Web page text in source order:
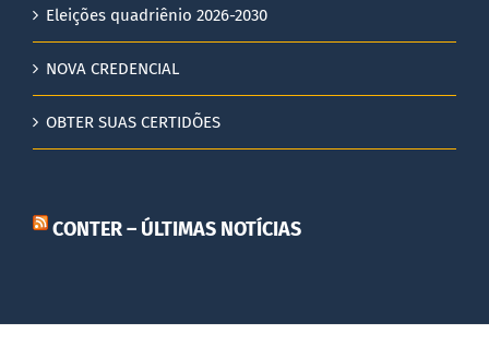
Eleições quadriênio 2026-2030
NOVA CREDENCIAL
OBTER SUAS CERTIDÕES
CONTER – ÚLTIMAS NOTÍCIAS